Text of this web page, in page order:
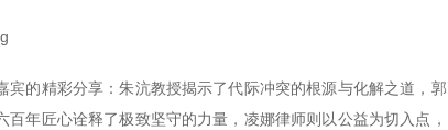
的精彩分享：朱沆教授揭示了代际冲突的根源与化解之道，郭
年匠心诠释了极致坚守的力量，凌娜律师则以公益为切入点，